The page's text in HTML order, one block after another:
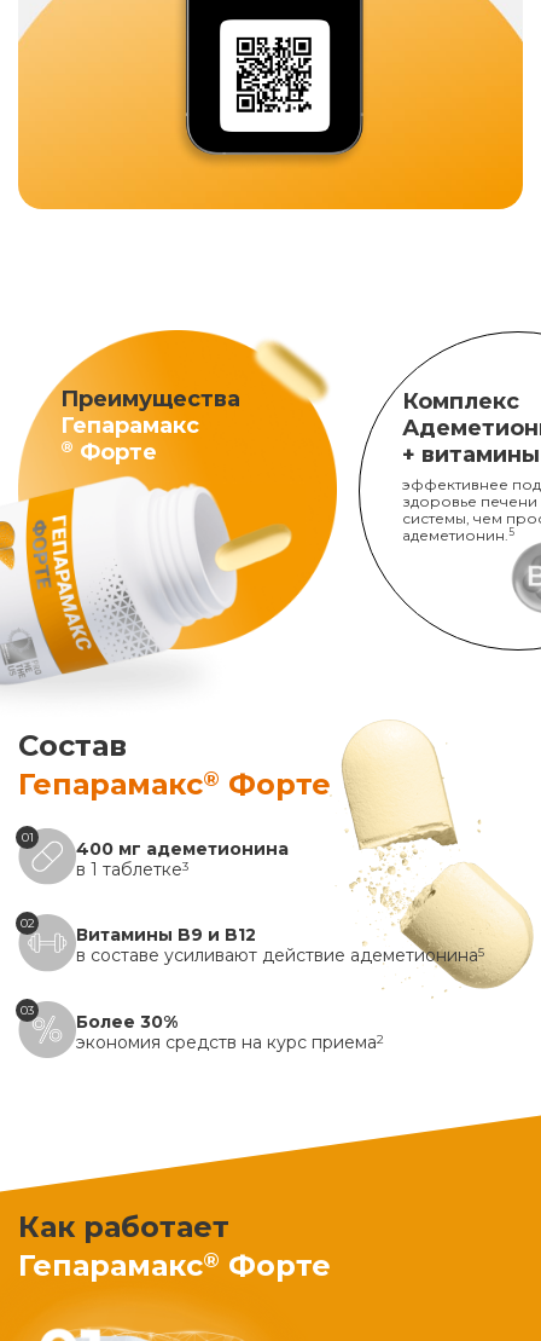
Преимущества
Гепарамакс
® Форте
Комплекс
+
эффективнее
здоровье печени
системы, чем
адеметионин. 5
Состав
Гепарамакс® Форте
01
400 мг адеметионина
в 1 таблетке3
02
Витамины B9 и B12
в составе усиливают действие адеметионина5
03
Более 30%
экономия средств на курс приема2
Как работает
Гепарамакс® Форте